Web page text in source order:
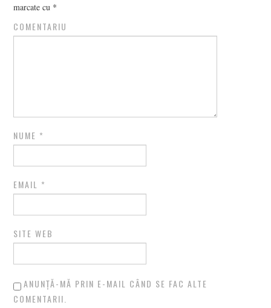
marcate cu *
COMENTARIU
NUME *
EMAIL *
SITE WEB
ANUNȚĂ-MĂ PRIN E-MAIL CÂND SE FAC ALTE
COMENTARII.